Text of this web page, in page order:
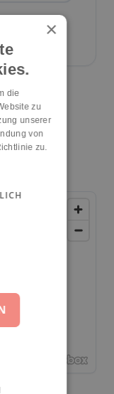
×
die
zu
unserer
von
zu.